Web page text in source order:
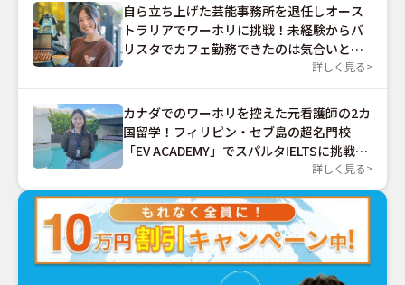
自ら立ち上げた芸能事務所を退任しオース
トラリアでワーホリに挑戦！未経験からバ
リスタでカフェ勤務できたのは気合いと根
詳しく見る
カナダでのワーホリを控えた元看護師の2カ
国留学！フィリピン・セブ島の超名門校
「EV ACADEMY」でスパルタIELTSに挑戦す
詳しく見る